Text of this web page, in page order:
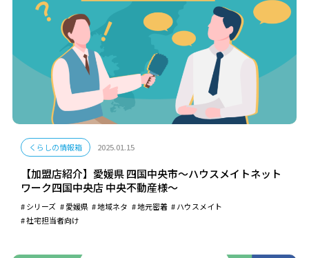
くらしの情報箱 2025.01.15
【加盟店紹介】愛媛県 四国中央市～ハウスメイトネット
ワーク四国中央店 中央不動産様～
シリーズ 愛媛県 地域ネタ 地元密着
ハウスメイト
社宅担当者向け